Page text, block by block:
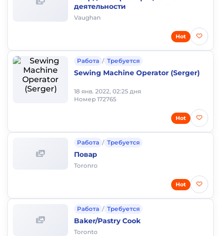
деятельности
Vaughan
Hot
Работа / Требуется
Sewing Machine Operator (Serger)
18 янв. 2022, 02:25 дня
Номер 172765
Hot
Работа / Требуется
Повар
Toronro
Hot
Работа / Требуется
Baker/Pastry Cook
Toronto